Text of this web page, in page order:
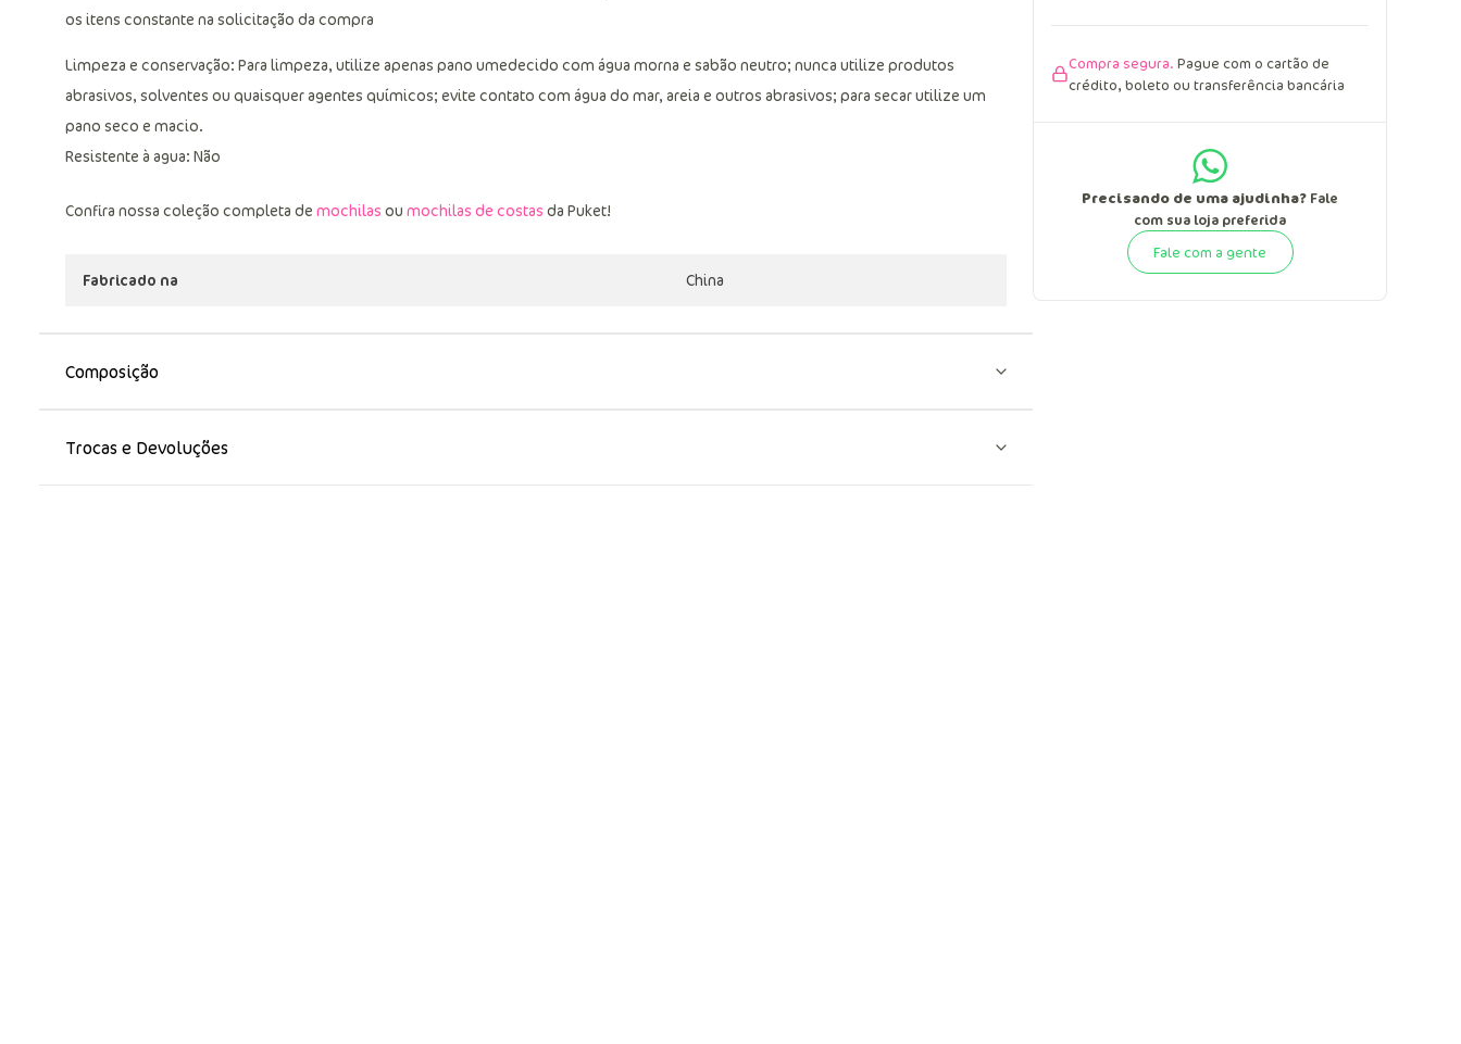
os itens constante na solicitação da compra
Limpeza e conservação: Para limpeza, utilize apenas pano umedecido com água morna e sabão neutro; nunca utilize produtos
abrasivos, solventes ou quaisquer agentes químicos; evite contato com água do mar, areia e outros abrasivos; para secar utilize um
pano seco e macio.
Resistente à agua: Não
Confira nossa coleção completa de mochilas ou mochilas de costas da Puket!
Fabricado na China
Composição
Trocas e Devoluções
Compra segura. Pague com o cartão de
crédito, boleto ou transferência bancária
Precisando de uma ajudinha? Fale
com sua loja preferida
Fale com a gente